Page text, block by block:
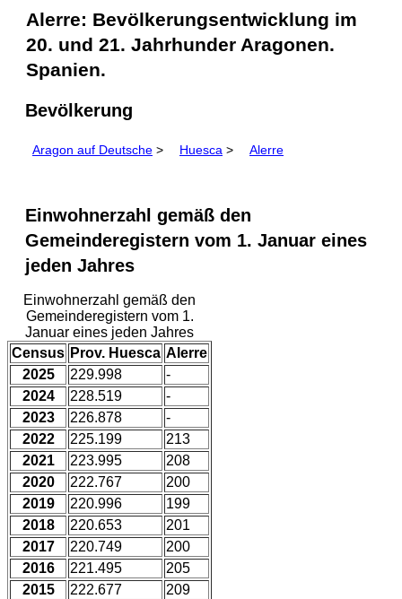
Alerre: Bevölkerungsentwicklung im
20. und 21. Jahrhunder Aragonen.
Spanien.
Bevölkerung
Aragon auf Deutsche > Huesca > Alerre
Einwohnerzahl gemäß den
Gemeinderegistern vom 1. Januar eines
jeden Jahres
Einwohnerzahl gemäß den
Gemeinderegistern vom 1.
Januar eines jeden Jahres
Census Prov. Huesca Alerre
2025
229.998
-
2024
228.519
-
2023
226.878
-
2022
225.199
213
2021
223.995
208
2020
222.767
200
2019
220.996
199
2018
220.653
201
2017
220.749
200
2016
221.495
205
2015
222.677
209